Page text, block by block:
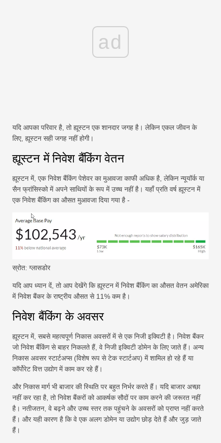
ad
यदि आपका परिवार है, तो ह्यूस्टन एक शानदार जगह है। लेकिन एकल जीवन के
लिए, ह्यूस्टन सही जगह नहीं होगी।
ह्यूस्टन में निवेश बैंकिंग वेतन
ह्यूस्टन में, एक निवेश बैंकिंग पेशेवर का मुआवजा काफी अधिक है, लेकिन न्यूयॉर्क या
सैन फ्रांसिस्को में अपने साथियों के रूप में उच्च नहीं है। यहाँ प्रति वर्ष ह्यूस्टन में
एक निवेश बैंकिंग का औसत मुआवजा दिया गया है -
स्रोत: ग्लासडोर
यदि आप ध्यान दें, तो आप देखेंगे कि ह्यूस्टन में निवेश बैंकिंग का औसत वेतन अमेरिका
में निवेश बैंकर के राष्ट्रीय औसत से 11% कम है।
निवेश बैंकिंग के अवसर
ह्यूस्टन में, सबसे महत्वपूर्ण निकास अवसरों में से एक निजी इक्विटी है। निवेश बैंकर
जो निवेश बैंकिंग से बाहर निकलते हैं, वे निजी इक्विटी डोमेन के लिए जाते हैं। अन्य
निकास अवसर स्टार्टअप्स (विशेष रूप से टेक स्टार्टअप) में शामिल हो रहे हैं या
कॉर्पोरेट वित्त उद्योग में काम कर रहे हैं।
और निकास मार्ग भी बाजार की स्थिति पर बहुत निर्भर करते हैं। यदि बाजार अच्छा
नहीं कर रहा है, तो निवेश बैंकरों को आकर्षक सौदों पर काम करने की जरूरत नहीं
है। नतीजतन, वे बढ़ने और उच्च स्तर तक पहुंचने के अवसरों को प्राप्त नहीं करते
हैं। और यही कारण है कि वे एक अलग डोमेन या उद्योग छोड़ देते हैं और जुड़ जाते
हैं।